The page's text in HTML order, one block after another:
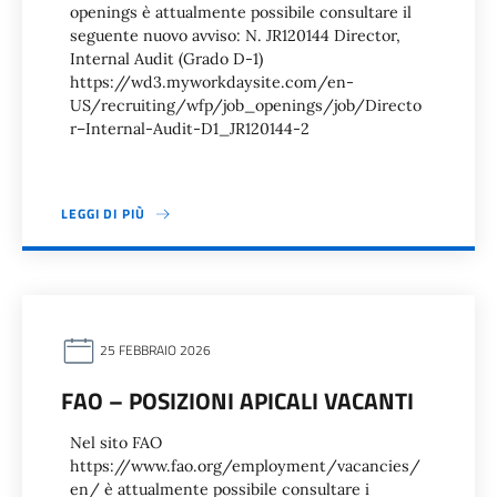
openings è attualmente possibile consultare il
seguente nuovo avviso: N. JR120144 Director,
Internal Audit (Grado D-1)
https://wd3.myworkdaysite.com/en-
US/recruiting/wfp/job_openings/job/Directo
r–Internal-Audit-D1_JR120144-2
LEGGI DI PIÙ
25 FEBBRAIO 2026
FAO – POSIZIONI APICALI VACANTI
Nel sito FAO
https://www.fao.org/employment/vacancies/
en/ è attualmente possibile consultare i